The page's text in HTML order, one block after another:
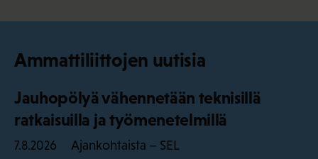
Ammattiliittojen uutisia
Jauhopölyä vähennetään teknisillä
ratkaisuilla ja työmenetelmillä
7.8.2026 Ajankohtaista – SEL